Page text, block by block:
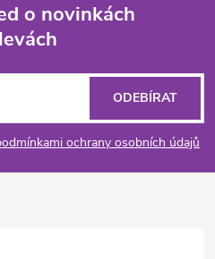
o novinkách
ochrany osobních údajů
ODEBÍRAT